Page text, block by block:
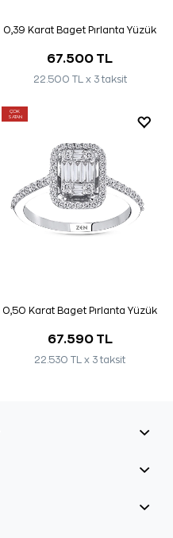
0,39 Karat Baget Pırlanta Yüzük
67.500 TL
22.500 TL x 3 taksit
ÇOK
SATAN
0,50 Karat Baget Pırlanta Yüzük
67.590 TL
22.530 TL x 3 taksit